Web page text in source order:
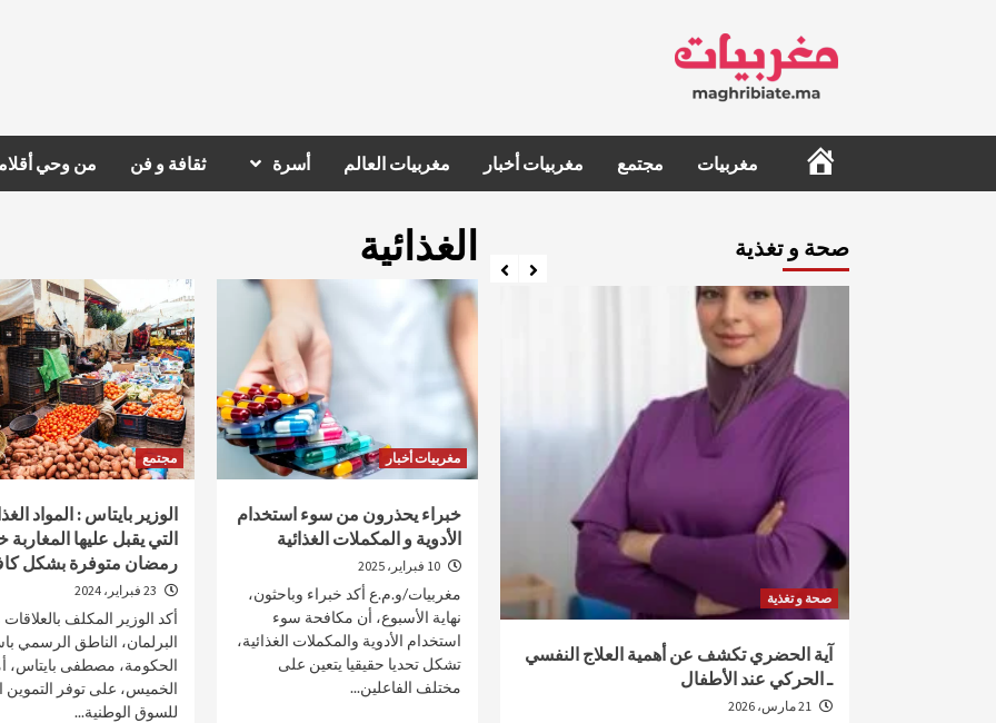
الرئيسيةمغربيات مجتمع مغربيات أخبار مغربيات العالم أسرة ثقافة و فن من وحي
الغذائية
مغربيات أخبار
خبراء يحذرون من سوء استخدام
الأدوية و المكملات الغذائية
مغربيات/و.م.ع أكد خبراء وباحثون،
نهاية الأسبوع، أن مكافحة سوء
استخدام الأدوية والمكملات الغذائية،
تشكل تحديا حقيقيا يتعين على
مختلف الفاعلين...
مجتمع
الوزير بايتاس : المواد
التي يقبل عليها المغاربة
رمضان متوفرة بشكل
أكد الوزير المكلف
البرلمان، الناطق الرسمي
الحكومة، مصطفى
الخميس، على توفر التموين
للسوق الوطنية...
صحة و تغذية
صحة و تغذية
آية الحضري تكشف عن أهمية العلاج النفسي
ـ الحركي عند الأطفال
صحة و تغذية
خلال ندوة علمية…الإعلان عن انطلاق علاج
سرطان البروستات في المغرب بتقنية
صحة و تغذية
مراكش
على أمراض